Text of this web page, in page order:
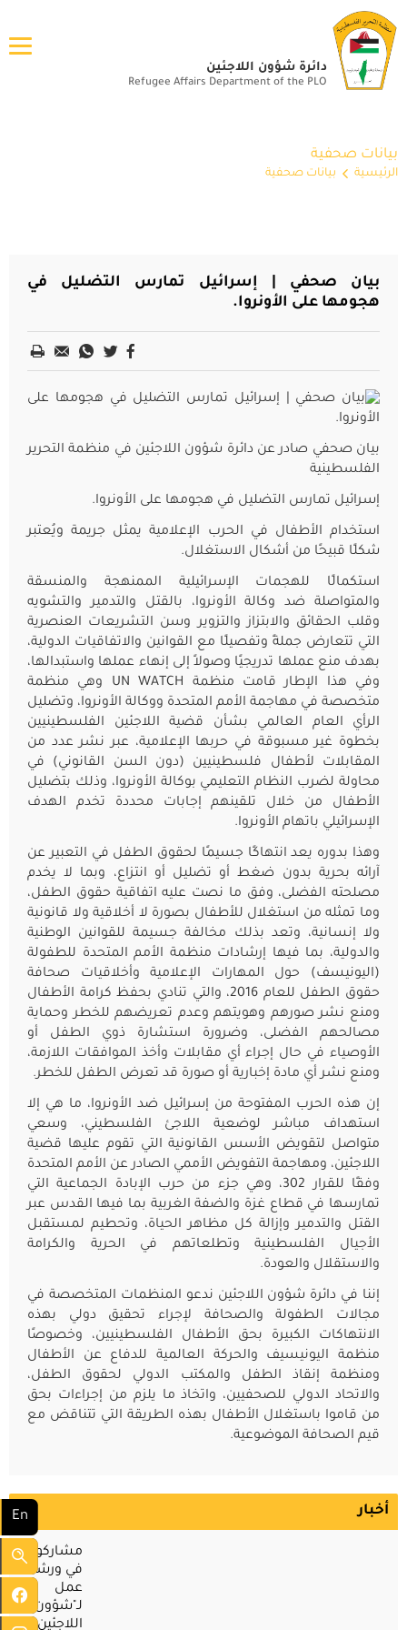
دائرة شؤون اللاجئين
Refugee Affairs Department of the PLO
En
بيانات صحفية
الرئيسية بيانات صحفية
بيان صحفي | إسرائيل تمارس التضليل في
هجومها على الأونروا.
بيان صحفي صادر عن دائرة شؤون اللاجئين في منظمة التحرير
الفلسطينية
إسرائيل تمارس التضليل في هجومها على الأونروا.
استخدام الأطفال في الحرب الإعلامية يمثل جريمة ويُعتبر
شكلًا قبيحًا من أشكال الاستغلال.
استكمالًا للهجمات الإسرائيلية الممنهجة والمنسقة
والمتواصلة ضد وكالة الأونروا، بالقتل والتدمير والتشويه
وقلب الحقائق والابتزاز والتزوير وسن التشريعات العنصرية
التي تتعارض جملةً وتفصيلًا مع القوانين والاتفاقيات الدولية،
بهدف منع عملها تدريجيًا وصولاً إلى إنهاء عملها واستبدالها،
وفي هذا الإطار قامت منظمة UN WATCH وهي منظمة
متخصصة في مهاجمة الأمم المتحدة ووكالة الأونروا، وتضليل
الرأي العام العالمي بشأن قضية اللاجئين الفلسطينيين
بخطوة غير مسبوقة في حربها الإعلامية، عبر نشر عدد من
المقابلات لأطفال فلسطينيين (دون السن القانوني) في
محاولة لضرب النظام التعليمي بوكالة الأونروا، وذلك بتضليل
الأطفال من خلال تلقينهم إجابات محددة تخدم الهدف
الإسرائيلي باتهام الأونروا.
وهذا بدوره يعد انتهاكًا جسيمًا لحقوق الطفل في التعبير عن
آرائه بحرية بدون ضغط أو تضليل أو انتزاع، وبما لا يخدم
مصلحته الفضلى، وفق ما نصت عليه اتفاقية حقوق الطفل،
وما تمثله من استغلال للأطفال بصورة لا أخلاقية ولا قانونية
ولا إنسانية، وتعد بذلك مخالفة جسيمة للقوانين الوطنية
والدولية، بما فيها إرشادات منظمة الأمم المتحدة للطفولة
(اليونيسف) حول المهارات الإعلامية وأخلاقيات صحافة
حقوق الطفل للعام 2016، والتي تنادي بحفظ كرامة الأطفال
ومنع نشر صورهم وهويتهم وعدم تعريضهم للخطر وحماية
مصالحهم الفضلى، وضرورة استشارة ذوي الطفل أو
الأوصياء في حال إجراء أي مقابلات وأخذ الموافقات اللازمة،
ومنع نشر أي مادة إخبارية أو صورة قد تعرض الطفل للخطر.
إن هذه الحرب المفتوحة من إسرائيل ضد الأونروا، ما هي إلا
استهداف مباشر لوضعية اللاجئ الفلسطيني، وسعي
متواصل لتقويض الأسس القانونية التي تقوم عليها قضية
اللاجئين، ومهاجمة التفويض الأممي الصادر عن الأمم المتحدة
وفقًا للقرار 302، وهي جزء من حرب الإبادة الجماعية التي
تمارسها في قطاع غزة والضفة الغربية بما فيها القدس عبر
القتل والتدمير وإزالة كل مظاهر الحياة، وتحطيم لمستقبل
الأجيال الفلسطينية وتطلعاتهم في الحرية والكرامة
والاستقلال والعودة.
إننا في دائرة شؤون اللاجئين ندعو المنظمات المتخصصة في
مجالات الطفولة والصحافة لإجراء تحقيق دولي بهذه
الانتهاكات الكبيرة بحق الأطفال الفلسطينيين، وخصوصًا
منظمة اليونيسيف والحركة العالمية للدفاع عن الأطفال
ومنظمة إنقاذ الطفل والمكتب الدولي لحقوق الطفل،
والاتحاد الدولي للصحفيين، واتخاذ ما يلزم من إجراءات بحق
من قاموا باستغلال الأطفال بهذه الطريقة التي تتناقض مع
قيم الصحافة الموضوعية.
أخبار
مشاركون
في ورشة
عمل
لـ"شؤون
اللاجئين